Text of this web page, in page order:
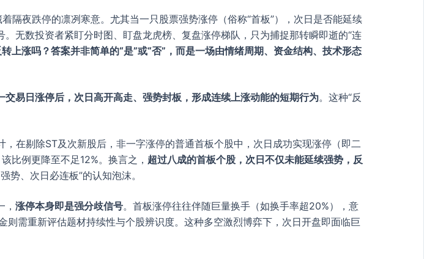
隔夜跌停的凛冽寒意。尤其当一只股票强势涨停（俗称“首板”），次日是否能延续
无数投资者紧盯分时图、盯盘龙虎榜、复盘涨停梯队，只为捕捉那转瞬即逝的“连
上涨吗？答案并非简单的“是”或“否”，而是一场由情绪周期、资金结构、技术形态
交易日涨停后，次日高开高走、强势封板，形成连续上涨动能的短期行为。这种“反
在剔除ST及次新股后，非一字涨停的普通首板个股中，次日成功实现涨停（即二
比例更降至不足12%。换言之， 超过八成的首板个股，次日不仅未能延续强势，反
势、次日必连板”的认知泡沫。
涨停本身即是强分歧信号。首板涨停往往伴随巨量换手（如换手率超20%），意
需重新评估题材持续性与个股辨识度。这种多空激烈博弈下，次日开盘即面临巨